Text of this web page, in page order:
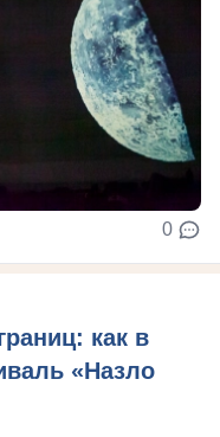
0
как в
«Назло